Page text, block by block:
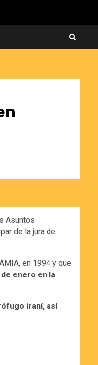
Asuntos
de la jura de
en 1994 y que
enero en la
iraní, así